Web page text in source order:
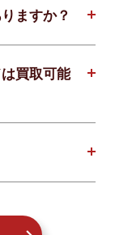
ますか？
買取可能